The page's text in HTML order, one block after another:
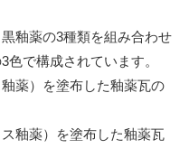
釉薬の3種類を組み合わせ
で構成されています。
薬）を塗布した釉薬瓦の
釉薬）を塗布した釉薬瓦